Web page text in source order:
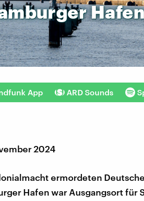
App ARD Sounds
2024
ermordeten
Hafen war Ausgangsort für